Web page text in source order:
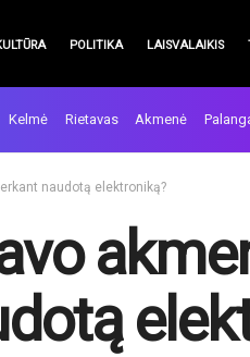
POLITIKA LAISVALAIKIS
Kelmė Rietavas Akmenė
naudotą elektroniką?